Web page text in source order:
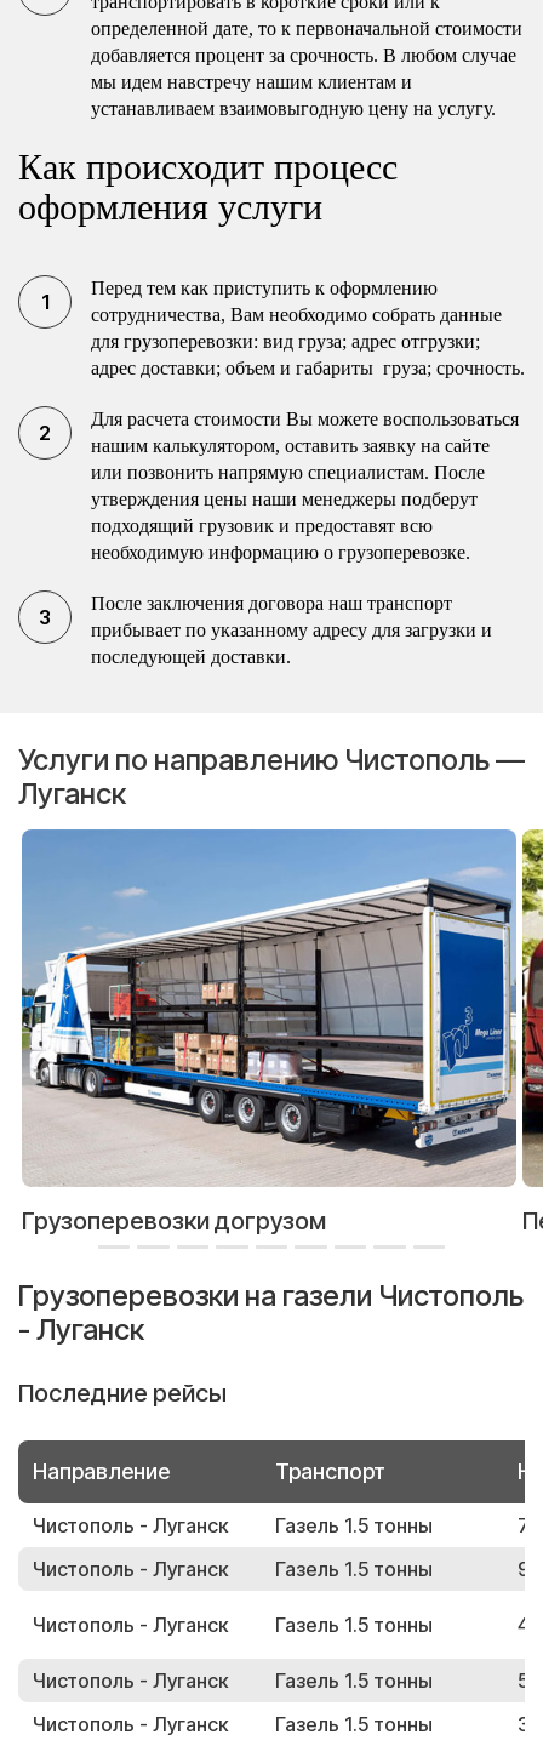
определенной дате, то к первоначальной стоимости
добавляется процент за срочность. В любом случае
мы идем навстречу нашим клиентам и
устанавливаем взаимовыгодную цену на услугу.
Как происходит процесс
оформления услуги
Перед тем как приступить к оформлению
сотрудничества, Вам необходимо собрать данные
для грузоперевозки: вид груза; адрес отгрузки;
адрес доставки; объем и габариты груза; срочность.
Для расчета стоимости Вы можете воспользоваться
нашим калькулятором, оставить заявку на сайте
или позвонить напрямую специалистам. После
утверждения цены наши менеджеры подберут
подходящий грузовик и предоставят всю
необходимую информацию о грузоперевозке.
После заключения договора наш транспорт
прибывает по указанному адресу для загрузки и
последующей доставки.
Услуги по направлению Чистополь —
Луганск
Грузоперевозки догрузом
Грузоперевозки на газели Чистополь
- Луганск
Последние рейсы
Направление Транспорт
Чистополь - Луганск Газель 1.5 тонны
Чистополь - Луганск
Газель 1.5 тонны
Чистополь - Луганск Газель 1.5 тонны
Чистополь - Луганск Газель 1.5 тонны
Чистополь - Луганск
Газель 1.5 тонны